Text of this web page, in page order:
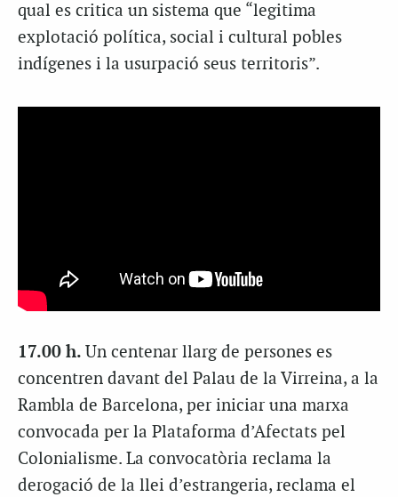
qual es critica un sistema que “legitima
explotació política, social i cultural pobles
indígenes i la usurpació seus territoris”.
17.00 h. Un centenar llarg de persones es
concentren davant del Palau de la Virreina, a la
Rambla de Barcelona, per iniciar una marxa
convocada per la Plataforma d’Afectats pel
Colonialisme. La convocatòria reclama la
derogació de la llei d’estrangeria, reclama el